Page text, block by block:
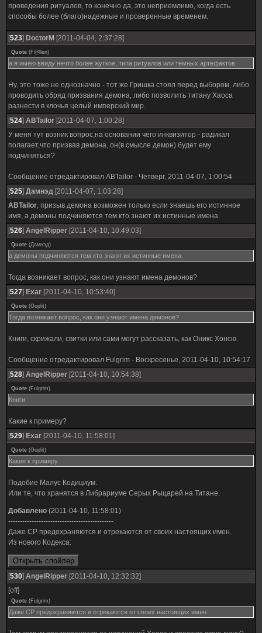
проведения ритуалов, то конечно да, это неприемлимо, когда есть
способы более (благо)надежные и проверенные временем.
[523] DoctorM [2011-04-04, 2:37:28]
Quote (F@llen)
а я имею ввиду нечто более жуткое, типа ритуалов или тёмных артефактов.
Ну, это тоже не однозначно - тот же Гришка стоял перед выбором, либо
проводить обряд призвания демона, либо позволить титану Хаоса
разнести в клочья целый имперский мир.
[524] ABTailor [2011-04-07, 1:00:28]
У меня тут возник вопрос,на основании чего инквизитор - радикал
полагает,что призвав демона, он(в смысле демон) будет ему
подчиняться?
Сообщение отредактировал ABTailor - Четверг, 2011-04-07, 1:00:54
[525] Дамнэд [2011-04-07, 1:03:28]
ABTailor, призыв демона возможен только если знаешь его истинное
имя, а демоны подчиняются тем кто знают их истинные имена.
[526] AngelRipper [2011-04-10, 10:49:03]
Quote (Дамнэд)
а демоны подчиняются тем кто знают их истинные имена.
Тогда возникает вопрос, как они узнают имена демонов?
[527] Exar [2011-04-10, 10:53:40]
Quote (Goplit)
Тогда возникает вопрос, как они узнают имена демонов?
Книги, скрижали, свитки или сами могут рассказать, как Оникс Хонсю.
Сообщение отредактировал Fulgrim - Воскресенье, 2011-04-10, 10:54:17
[528] AngelRipper [2011-04-10, 10:54:38]
Quote (Fulgrim)
Книги
Какие к примеру?
[529] Exar [2011-04-10, 11:58:01]
Quote (Goplit)
Какие к примеру
Подобие Малус Кодициум.
Или те, что хранятся в Либрариуме Серых Рыцарей на Титане.
Добавлено (2011-04-10, 11:58:01)
---------------------------------------------
Даже СР предохраняются и отрекаются от своих настоящих имен.
Из нового Кодекса:
[530] AngelRipper [2011-04-10, 12:32:32]
[off]
Quote (Fulgrim)
Даже СР предохраняются и отрекаются от своих настоящих имен.